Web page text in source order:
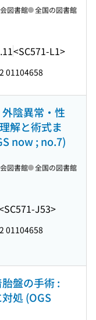
<SC571-L1>
図書館 全国の図書館
01104658
陰異常・性
解と術式ま
now ; no.7)
J53>
図書館 全国の図書館
01104658
盤の手術 :
処 (OGS